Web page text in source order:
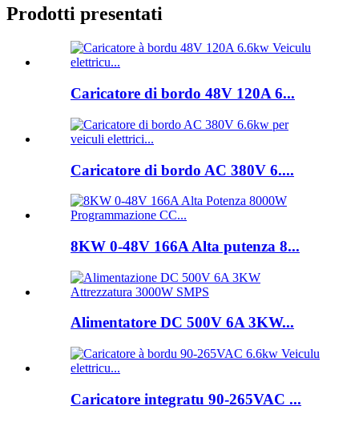
Prodotti presentati
Caricatore di bordo 48V 120A 6...
Caricatore di bordo AC 380V 6....
8KW 0-48V 166A Alta putenza 8...
Alimentatore DC 500V 6A 3KW...
Caricatore integratu 90-265VAC ...